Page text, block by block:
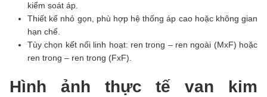
kiểm soát áp.
Thiết kế nhỏ gọn, phù hợp hệ thống áp cao hoặc không gian
hạn chế.
Tùy chọn kết nối linh hoạt: ren trong – ren ngoài (MxF) hoặc
ren trong – ren trong (FxF).
Hình ảnh thực tế van kim